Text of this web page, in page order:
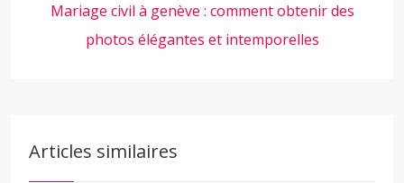
Mariage civil à genève : comment obtenir des
photos élégantes et intemporelles
Articles similaires